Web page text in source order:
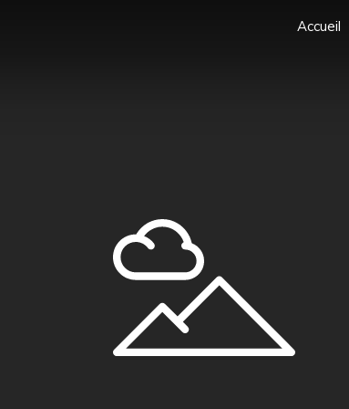
Accueil